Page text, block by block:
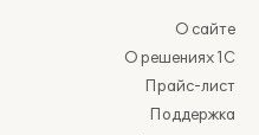
О сайте
О решениях 1С
Прайс-лист
Поддержка